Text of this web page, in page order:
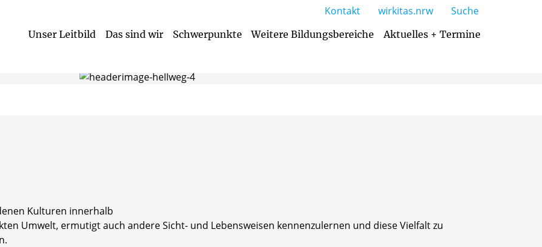
Unser Leitbild Das sind wir Schwerpunkte Weitere Bildungsbereiche Aktuelles + Termine
Kontakt wirkitas.nrw Suche
Kulturen innerhalb
Umwelt, ermutigt auch andere Sicht- und Lebensweisen kennenzulernen und diese Vielfalt zu